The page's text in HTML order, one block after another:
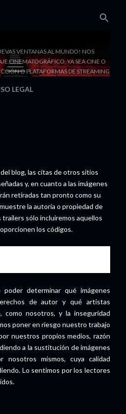
VENTANAS AL MUNDO! NOS
CINEMATOGRÁFICO, YA SEA CINE O
O PLATAFORMAS DE STREAMING
LEGAL
blog, las citas de otros sitios
y, en cuanto a las imágenes
retiradas tan pronto como su
la autoría o propiedad de
trailers sólo incluiremos aquellos
los códigos.
determinar qué imágenes
de autor y qué artistas
como nosotros, y la inseguridad
poner en riesgo nuestro trabajo
nuestros propios medios, razón
a la sustitución de imágenes
nosotros mismos, cuya calidad
Lo sentimos por los lectores